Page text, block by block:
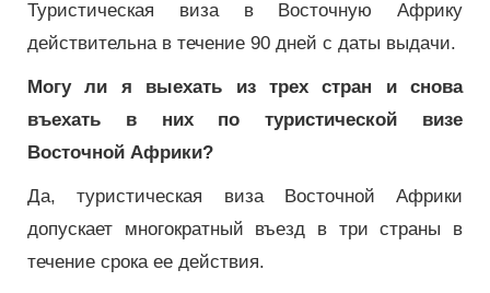
Туристическая виза в Восточную Африку
действительна в течение 90 дней с даты выдачи.
Могу ли я выехать из трех стран и снова
въехать в них по туристической визе
Восточной Африки?
Да, туристическая виза Восточной Африки
допускает многократный въезд в три страны в
течение срока ее действия.